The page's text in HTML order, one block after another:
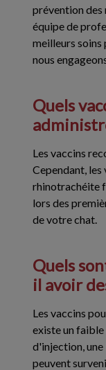
prévention des
équipe de
meilleurs
nous
Quels
Les vaccins
Cependant, les
rhinotrachéite
lors des
de votre chat.
Quels
il avoir
Les vaccins
existe un faible
d'injection, une
peuvent